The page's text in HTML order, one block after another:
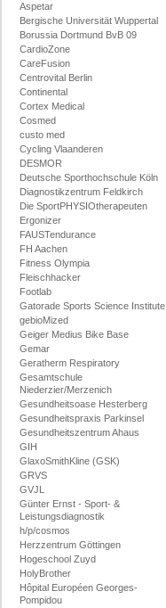
Aspetar
Bergische Universität Wuppertal
Borussia Dortmund BvB 09
CardioZone
CareFusion
Centrovital Berlin
Continental
Cortex Medical
Cosmed
custo med
Cycling Vlaanderen
DESMOR
Deutsche Sporthochschule Köln
Diagnostikzentrum Feldkirch
Die SportPHYSIOtherapeuten
Ergonizer
FAUSTendurance
FH Aachen
Fitness Olympia
Fleischhacker
Footlab
Gatorade Sports Science Institute
gebioMized
Geiger Medius Bike Base
Gemar
Geratherm Respiratory
Gesamtschule
Niederzier/Merzenich
Gesundheitsoase Hesterberg
Gesundheitspraxis Parkinsel
Gesundheitszentrum Ahaus
GIH
GlaxoSmithKline (GSK)
GRVS
GVJL
Günter Ernst - Sport- &
Leistungsdiagnostik
h/p/cosmos
Herzzentrum Göttingen
Hogeschool Zuyd
HolyBrother
Hôpital Européen Georges-
Pompidou